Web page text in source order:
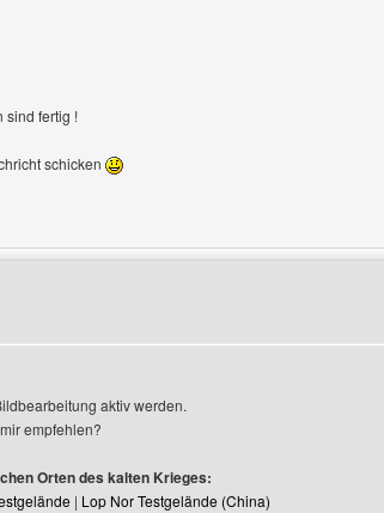
sind fertig !
schicken
aktiv werden.
empfehlen?
Orten des kalten Krieges:
| Lop Nor Testgelände (China)